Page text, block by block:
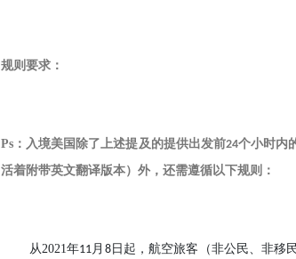
规则要求：
Ps ：入境美国除了上述提及的提供出发前24个小时内
活着附带英文翻译版本）外，还需遵循以下规则：
从2021年11月 8日起，航空旅客（非公民、非移